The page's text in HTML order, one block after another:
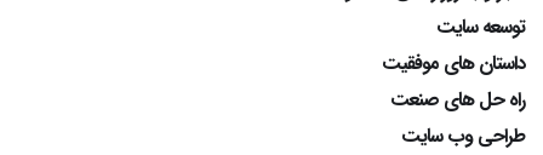
توسعه سایت
داستان های موفقیت
راه حل های صنعت
طراحی وب سایت